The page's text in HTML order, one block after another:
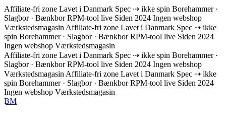
Affiliate-fri zone Lavet i Danmark Spec ⇢ ikke spin Borehammer ·
Slagbor · Bænkbor RPM-tool live Siden 2024 Ingen webshop
Værkstedsmagasin Affiliate-fri zone Lavet i Danmark Spec ⇢ ikke
spin Borehammer · Slagbor · Bænkbor RPM-tool live Siden 2024
Ingen webshop Værkstedsmagasin
Affiliate-fri zone Lavet i Danmark Spec ⇢ ikke spin Borehammer ·
Slagbor · Bænkbor RPM-tool live Siden 2024 Ingen webshop
Værkstedsmagasin Affiliate-fri zone Lavet i Danmark Spec ⇢ ikke
spin Borehammer · Slagbor · Bænkbor RPM-tool live Siden 2024
Ingen webshop Værkstedsmagasin
BM